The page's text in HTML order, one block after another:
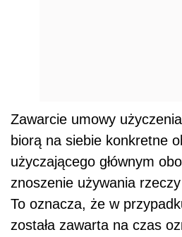
Zawarcie umowy
biorą na siebie konkretne
użyczającego głównym
znoszenie używania
To oznacza, że w
została zawarta na czas